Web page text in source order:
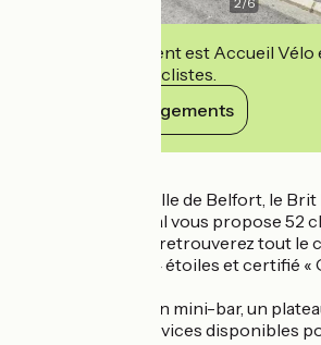
Cet établissement est Accueil Vélo
accueillir des cyclistes.
Voir ses engagements
Situé en centre-ville de Belfort, le
Centre – Le Boréal vous propose 52
climatisées. Vous retrouverez tout le
d’un hôtel classé 4 étoiles et certifié
Le Wi-Fi gratuit, un mini-bar, un
sont autant de services disponibles